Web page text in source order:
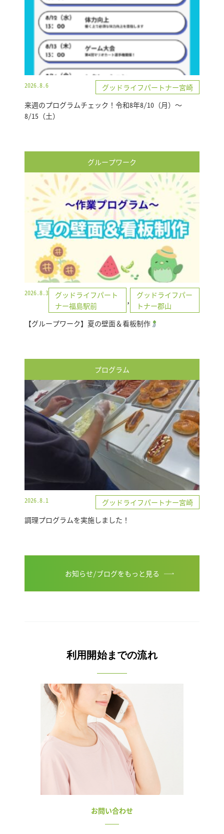
2026.8.6
グッドライフパートナー宮崎
来週のプログラムチェック！令和8年8/10（月）～
8/15（土）
グループワーク
2026.8.3
グッドライフパート
ナー福島駅前
,
グッドライフパー
トナー郡山
【グループワーク】夏の壁面＆看板制作
プログラム
2026.8.1
グッドライフパートナー宮崎
調理プログラムを実施しました！
お知らせ/ブログをもっと見る
利用開始までの流れ
お問い合わせ